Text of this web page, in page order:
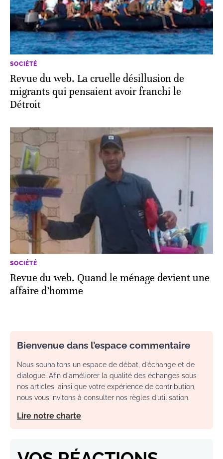
SOCIÉTÉ
Revue du web. La cruelle désillusion de
migrants qui pensaient avoir franchi le
Détroit
SOCIÉTÉ
Revue du web. Quand le ménage devient une
affaire d’homme
Bienvenue dans l’espace commentaire
Nous souhaitons un espace de débat, d’échange et de
dialogue. Afin d'améliorer la qualité des échanges sous
nos articles, ainsi que votre expérience de contribution,
nous vous invitons à consulter nos règles d’utilisation.
Lire notre charte